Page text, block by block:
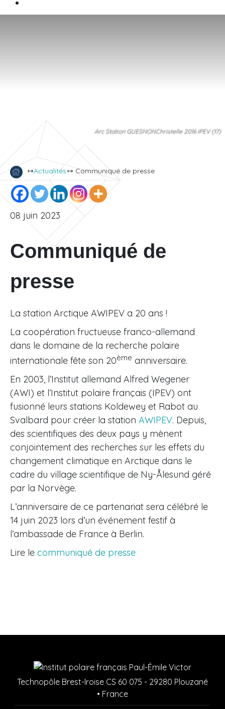
Arc Station GUESNONChristelle 2016 IPEV (17)
↦Actualités↦ Communiqué de presse
08 juin 2023
Communiqué de
presse
La station Arctique AWIPEV a 20 ans !
La coopération fructueuse franco-allemand
dans le domaine de la recherche polaire
internationale fête son 20ème anniversaire.
En 2003, l’Institut allemand Alfred Wegener
(AWI) et l’Institut polaire français (IPEV) ont
fusionné leurs stations Koldewey et Rabot au
Svalbard pour créer la station AWIPEV. Depuis,
des scientifiques des deux pays y mènent
conjointement des recherches sur les effets du
changement climatique en Arctique dans le
cadre du village scientifique de Ny-Ålesund géré
par la Norvège.
L’anniversaire de ce partenariat sera célébré le
14 juin 2023 lors d’un événement festif à
l’ambassade de France à Berlin.
Lire le communiqué de presse
Technopôle Brest-Iroise CS 60 075 - 29280 Plouzané
• France